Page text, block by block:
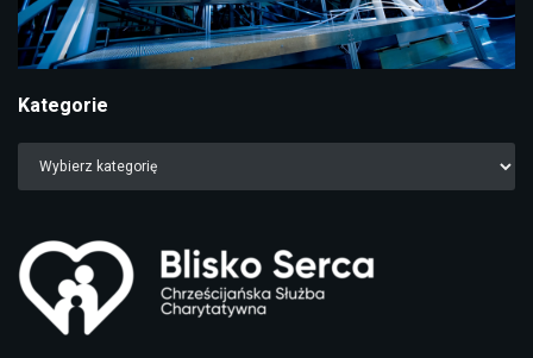
Kategorie